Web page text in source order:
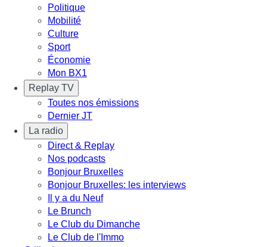
Politique
Mobilité
Culture
Sport
Économie
Mon BX1
Replay TV
Toutes nos émissions
Dernier JT
La radio
Direct & Replay
Nos podcasts
Bonjour Bruxelles
Bonjour Bruxelles: les interviews
Il y a du Neuf
Le Brunch
Le Club du Dimanche
Le Club de l'Immo